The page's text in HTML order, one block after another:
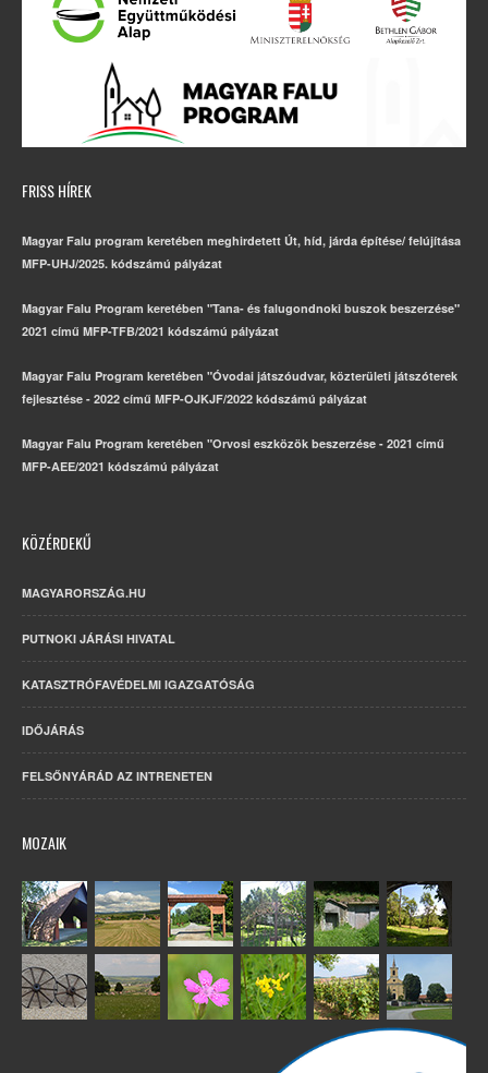
FRISS HÍREK
Magyar Falu program keretében meghirdetett Út, híd, járda építése/ felújítása
MFP-UHJ/2025. kódszámú pályázat
Magyar Falu Program keretében "Tana- és falugondnoki buszok beszerzése"
2021 című MFP-TFB/2021 kódszámú pályázat
Magyar Falu Program keretében "Óvodai játszóudvar, közterületi játszóterek
fejlesztése - 2022 című MFP-OJKJF/2022 kódszámú pályázat
Magyar Falu Program keretében "Orvosi eszközök beszerzése - 2021 című
MFP-AEE/2021 kódszámú pályázat
KÖZÉRDEKŰ
MAGYARORSZÁG.HU
PUTNOKI JÁRÁSI HIVATAL
KATASZTRÓFAVÉDELMI IGAZGATÓSÁG
IDŐJÁRÁS
FELSŐNYÁRÁD AZ INTRENETEN
MOZAIK